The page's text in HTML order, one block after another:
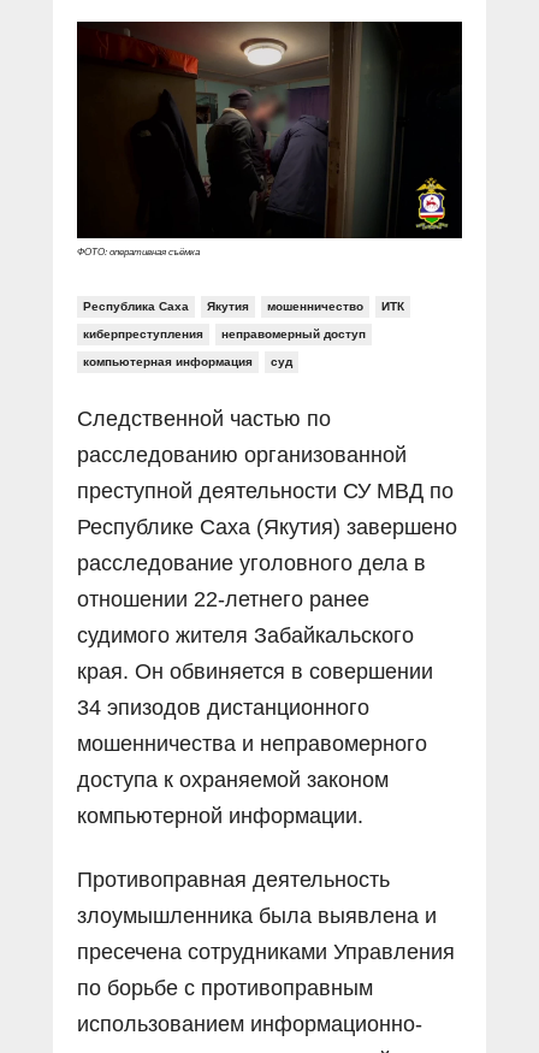
Документальные фильмы
В знании сила
Специальный репортаж
КиберПОСТОВОЙ
Газета «Щит и меч»
Журнал «Полиция России»
О ПОРТАЛЕ
Вакансии
ФОТО: оперативная съёмка
Республика Саха Якутия мошенничество ИТК
киберпреступления неправомерный доступ
компьютерная информация суд
Следственной частью по
расследованию организованной
преступной деятельности СУ МВД по
Республике Саха (Якутия) завершено
расследование уголовного дела в
отношении 22-летнего ранее
судимого жителя Забайкальского
края. Он обвиняется в совершении
34 эпизодов дистанционного
мошенничества и неправомерного
доступа к охраняемой законом
компьютерной информации.
Противоправная деятельность
злоумышленника была выявлена и
пресечена сотрудниками Управления
по борьбе с противоправным
использованием информационно-